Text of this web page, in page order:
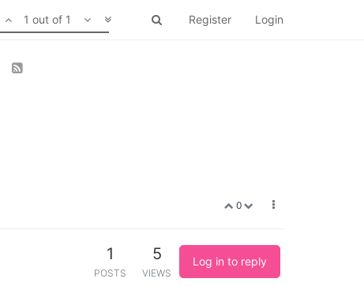
Register Login
1 out of 1
0
1
POSTS
5
VIEWS
Log in to reply